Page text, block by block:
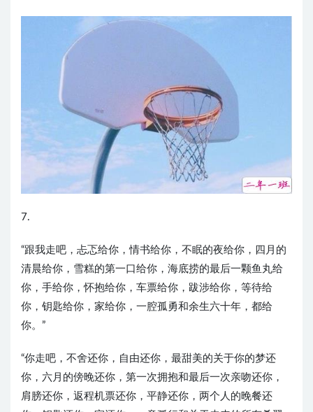
7.
“跟我走吧，忐忑给你，情书给你，不眠的夜给你，四月的
清晨给你，雪糕的第一口给你，海底捞的最后一颗鱼丸给
你，手给你，怀抱给你，车票给你，跋涉给你，等待给
你，钥匙给你，家给你，一腔孤勇和余生六十年，都给
你。”
“你走吧，不舍还你，自由还你，最甜美的关于你的梦还
你，六月的傍晚还你，第一次拥抱和最后一次亲吻还你，
肩膀还你，返程机票还你，平静还你，两个人的晚餐还